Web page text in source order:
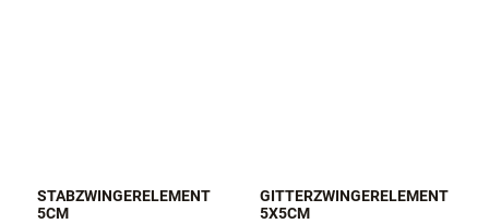
STABZWINGERELEMENT
5CM
GITTERZWINGERELEMENT
5X5CM